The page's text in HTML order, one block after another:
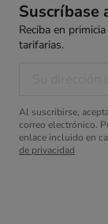
Suscríbase
Reciba en
tarifarias.
Al suscribirse,
correo electrónico.
enlace incluido en
de privacidad